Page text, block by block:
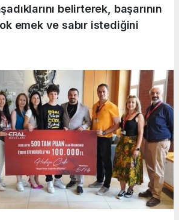
belirterek, başarının
emek ve sabır istediğini